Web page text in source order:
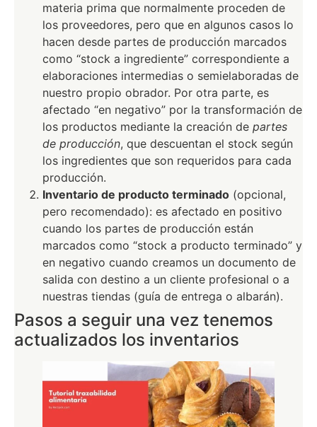
materia prima que normalmente proceden de
los proveedores, pero que en algunos casos lo
hacen desde partes de producción marcados
como “stock a ingrediente” correspondiente a
elaboraciones intermedias o semielaboradas de
nuestro propio obrador. Por otra parte, es
afectado “en negativo” por la transformación de
los productos mediante la creación de partes
de producción, que descuentan el stock según
los ingredientes que son requeridos para cada
producción.
Inventario de producto terminado (opcional,
pero recomendado): es afectado en positivo
cuando los partes de producción están
marcados como “stock a producto terminado” y
en negativo cuando creamos un documento de
salida con destino a un cliente profesional o a
nuestras tiendas (guía de entrega o albarán).
Pasos a seguir una vez tenemos
actualizados los inventarios